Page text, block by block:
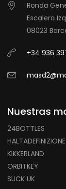
Ronda
Escalera
08023
+34 936
Nuestras
24BOTTLES
HALTADEFINIZIONE
KIKKERLAND
ORBITKEY
SUCK UK